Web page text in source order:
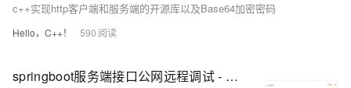
c++实现http客户端和服务端的开源库以及Base64加密密码
Hello，C++！ 590
springboot服务端接口公网远程调试 - 实现HTTP服务监听【端口映射】